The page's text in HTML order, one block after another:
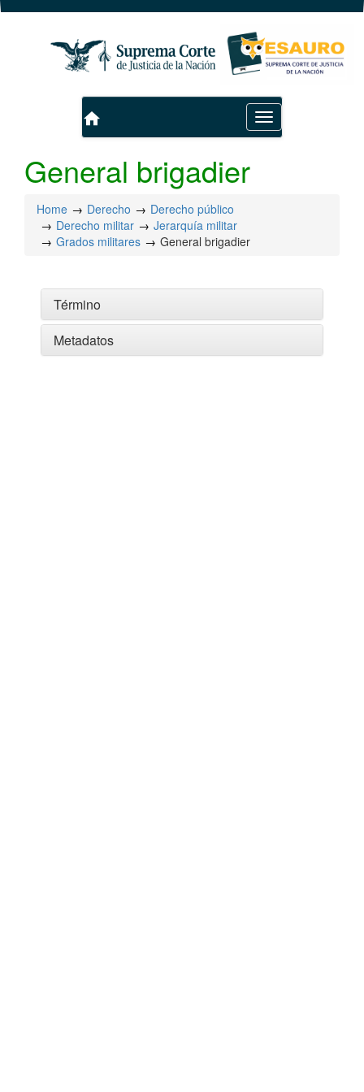
Toggle
navigation
home
General brigadier
Home Derecho
Derecho público
Derecho militar
Jerarquía militar
Grados militares
General brigadier
Término
Metadatos